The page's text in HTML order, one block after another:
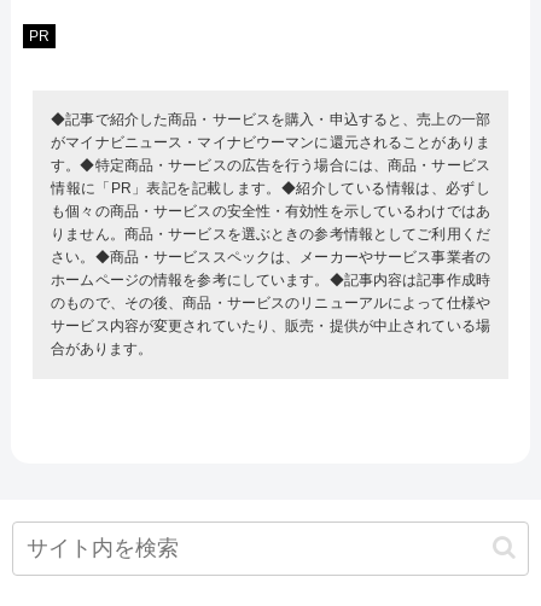
PR
◆記事で紹介した商品・サービスを購入・申込すると、売上の一部
がマイナビニュース・マイナビウーマンに還元されることがありま
す。◆特定商品・サービスの広告を行う場合には、商品・サービス
情報に「PR」表記を記載します。◆紹介している情報は、必ずし
も個々の商品・サービスの安全性・有効性を示しているわけではあ
りません。商品・サービスを選ぶときの参考情報としてご利用くだ
さい。◆商品・サービススペックは、メーカーやサービス事業者の
ホームページの情報を参考にしています。◆記事内容は記事作成時
のもので、その後、商品・サービスのリニューアルによって仕様や
サービス内容が変更されていたり、販売・提供が中止されている場
合があります。